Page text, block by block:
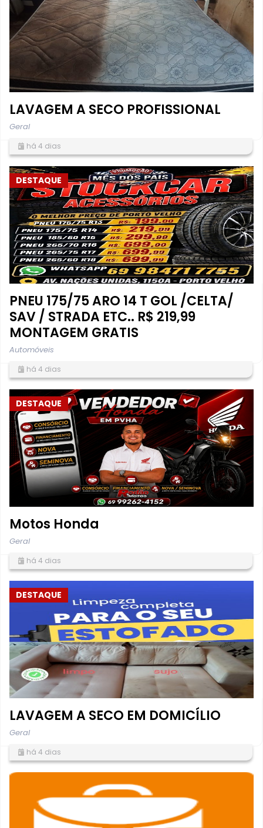
LAVAGEM A SECO PROFISSIONAL
Geral
há 4 dias
DESTAQUE
PNEU 175/75 ARO 14 T GOL /CELTA/
SAV / STRADA ETC.. R$ 219,99
MONTAGEM GRATIS
Automóveis
há 4 dias
DESTAQUE
Motos Honda
Geral
há 4 dias
DESTAQUE
LAVAGEM A SECO EM DOMICÍLIO
Geral
há 4 dias